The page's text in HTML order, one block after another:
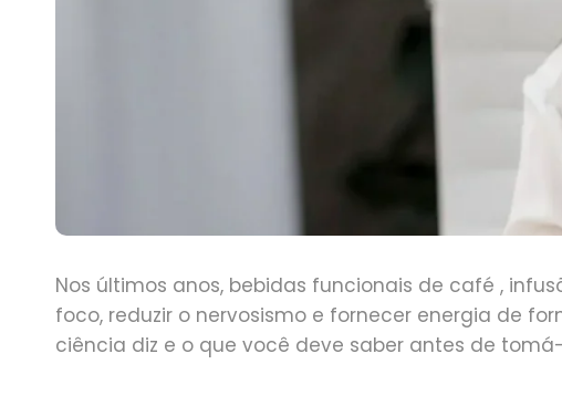
Nos últimos anos, bebidas funcionais de café ,
foco, reduzir o nervosismo e fornecer energia de
ciência diz e o que você deve saber antes de